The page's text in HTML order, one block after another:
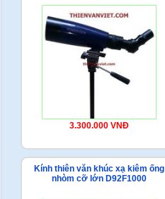
3.300.000 VNĐ
Kính thiên văn khúc xạ kiêm ống
nhòm cỡ lớn D92F1000